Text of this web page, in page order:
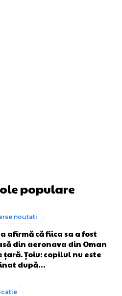
populare
noutati
afirmă că fiica sa a fost
din aeronava din Oman
țară. Țoiu: copilul nu este
după…